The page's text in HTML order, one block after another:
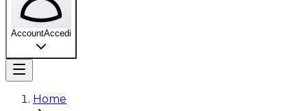
AccountAccedi
Home